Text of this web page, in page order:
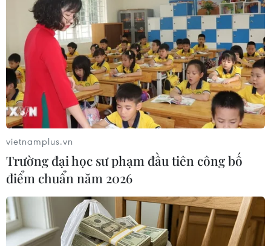
#Microsoft #Alphabet
#Google Cloud
vietnamplus.vn
Trường đại học sư phạm đầu tiên công bố
điểm chuẩn năm 2026